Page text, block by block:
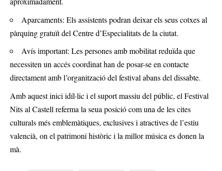
Aparcaments: Els assistents podran deixar els seus cotxes al
pàrquing gratuït del Centre d’Especialitats de la ciutat.
Avís important: Les persones amb mobilitat reduïda que
necessiten un accés coordinat han de posar-se en contacte
directament amb l’organització del festival abans del dissabte.
Amb aquest inici idíl·lic i el suport massiu del públic, el Festival
Nits al Castell referma la seua posició com una de les cites
culturals més emblemàtiques, exclusives i atractives de l’estiu
valencià, on el patrimoni històric i la millor música es donen la
mà.